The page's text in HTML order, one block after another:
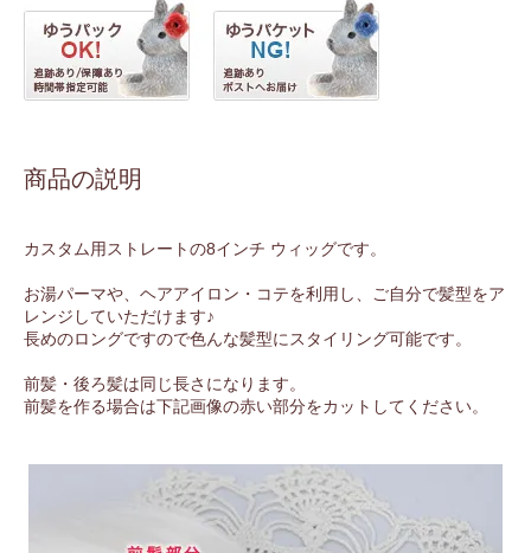
商品の説明
カスタム用ストレートの8インチ ウィッグです。
お湯パーマや、ヘアアイロン・コテを利用し、ご自分で髪型をア
レンジしていただけます♪
長めのロングですので色んな髪型にスタイリング可能です。
前髪・後ろ髪は同じ長さになります。
前髪を作る場合は下記画像の赤い部分をカットしてください。